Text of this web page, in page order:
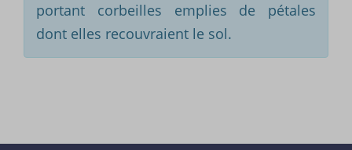
portant corbeilles emplies de pétales
dont elles recouvraient le sol.